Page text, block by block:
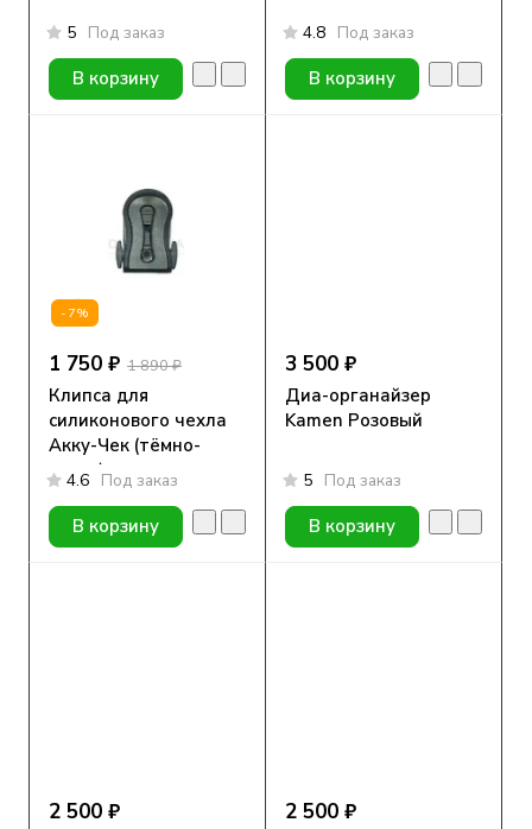
5 Под заказ
В корзину
4.8 Под заказ
В корзину
-7%
1 750 ₽ 1 890 ₽
Клипса для
силиконового чехла
Акку-Чек (тёмно-
серая)
4.6 Под заказ
В корзину
3 500 ₽
Диа-органайзер
Kamen Розовый
5 Под заказ
В корзину
2 500 ₽ 2 500 ₽